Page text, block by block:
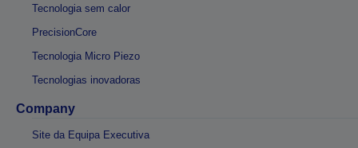
Tecnologia sem calor
PrecisionCore
Tecnologia Micro Piezo
Tecnologias inovadoras
Company
Site da Equipa Executiva